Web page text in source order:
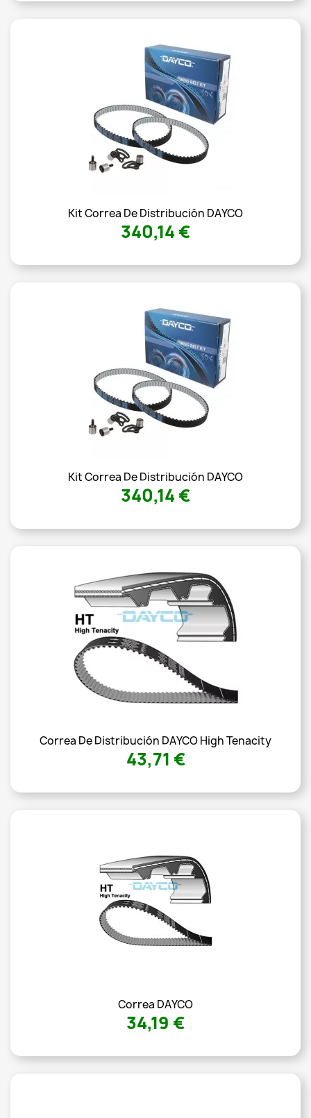
Kit Correa De Distribución DAYCO
340,14 €
Kit Correa De Distribución DAYCO
340,14 €
Correa De Distribución DAYCO High Tenacity
43,71 €
Correa DAYCO
34,19 €